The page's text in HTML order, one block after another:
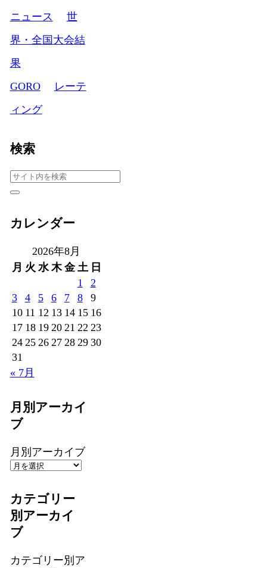
ニュース
世
界・全国大会結
果
GORO
レーテ
ィング
検索
カレンダー
2026年8月
月 火 水 木 金 土 日
1
2
3
4 5 6 7 8
9
10 11 12 13 14 15 16
17 18 19 20 21 22 23
24 25 26 27 28 29 30
31
« 7月
月別アーカイ
ブ
月別アーカイブ
カテゴリー
別アーカイ
ブ
カテゴリー別ア